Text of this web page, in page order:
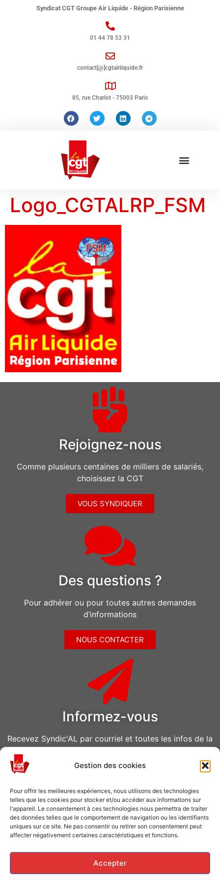
Gestion des cookies
Pour offrir les meilleures expériences, nous utilisons des technologies
telles que les cookies pour stocker et/ou accéder aux informations sur
l'appareil. Le consentement à ces technologies nous permettra de traiter
des données telles que le comportement de navigation ou les identifiants
uniques sur ce site. Ne pas consentir ou retirer son consentement peut
affecter négativement certaines caractéristiques et fonctions.
Accepter
Syndicat CGT Groupe Air Liquide - Région Parisienne
01 44 78 53 31
contact[@]cgtairliquide.fr
85, rue Charlot - 75003 Paris
Logo_CGTALRP_FSM
Rejoignez-nous
Comme plusieurs centaines de milliers de salariés,
choisissez la CGT
VOUS SYNDIQUER
Des questions ?
Pour adhérer ou pour toutes autres demandes
d’informations
NOUS CONTACTER
Informez-vous
Recevez Syndic'AL par courriel et toutes les infos de la
Caisse de grève
Soutenir les grévistes en luttes ? Faites un don à la